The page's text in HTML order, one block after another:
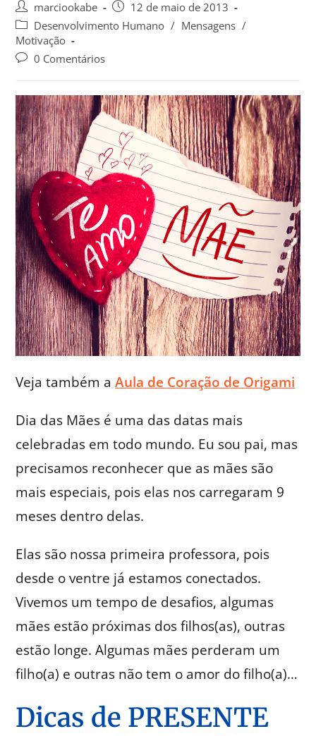
marciookabe
12 de maio de 2013
Desenvolvimento Humano / Mensagens /
Motivação
0 Comentários
Veja também aAula de Coração de Origami
Dia das Mães é uma das datas mais
celebradas em todo mundo. Eu sou pai, mas
precisamos reconhecer que as mães são
mais especiais, pois elas nos carregaram 9
meses dentro delas.
Elas são nossa primeira professora, pois
desde o ventre já estamos conectados.
Vivemos um tempo de desafios, algumas
mães estão próximas dos filhos(as), outras
estão longe. Algumas mães perderam um
filho(a) e outras não tem o amor do filho(a)…
Dicas de PRESENTE